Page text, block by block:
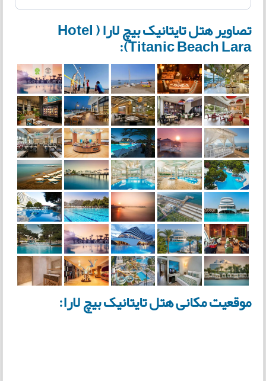
تصاویر هتل تایتانیک بیچ لارا ( Hotel
Titanic Beach Lara):
موقعیت مکانی هتل تایتانیک بیچ لارا: